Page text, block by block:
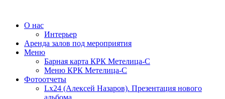
О нас
Интерьер
Аренда залов под мероприятия
Меню
Барная карта КРК Метелица-С
Меню КРК Метелица-С
Фотоотчеты
Lx24 (Алексей Назаров). Презентация нового
альбома